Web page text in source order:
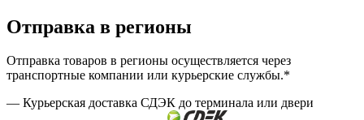
Отправка в регионы
Отправка товаров в регионы осуществляется через
транспортные компании или курьерские службы.*
— Курьерская доставка СДЭК до терминала или двери